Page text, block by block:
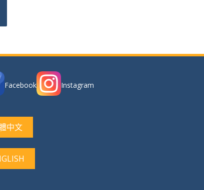
Facebook Instagram
中文